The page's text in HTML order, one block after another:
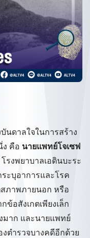
นดาลใจในการสร้าง
ง คือ นายแพทย์โจเซฟ
รงพยาบาลเอดินบะระ
ะบุอาการและโรค
สภาพภายนอก หรือ
ข้อสังเกตเพียงเล็ก
มาก และนายแพทย์
ตำรวจบางคดีอีกด้วย